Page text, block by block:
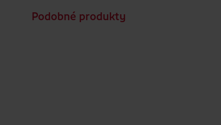
Podobné produkty